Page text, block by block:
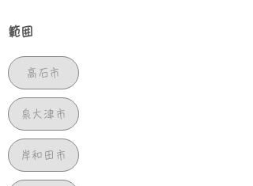
範囲
高石市
泉大津市
岸和田市